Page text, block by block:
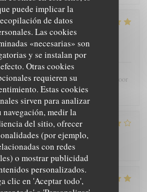
puede implicar la
de datos
Las cookies
«necesarias» son
y se instalan por
Otras cookies
requieren su
Estas cookies
sirven para analizar
navegación, medir la
del sitio, ofrecer
(por ejemplo,
con redes
o mostrar publicidad
personalizados.
clic en 'Aceptar todo',
2
:5/5 Menú: 5/5 Calidad / Precio
en meer dan voldoende grote porties voor
5
: 4/5 Menú :4/5 Calidad / Precio